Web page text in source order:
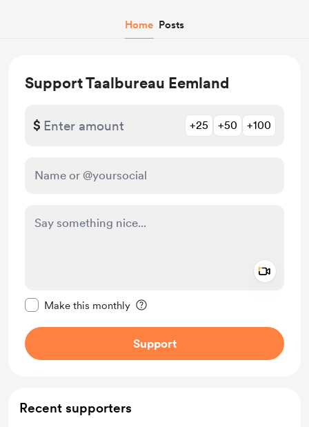
Home Posts
Support Taalbureau Eemland
$ +25 +50 +100
Make this monthly
Support
Recent supporters